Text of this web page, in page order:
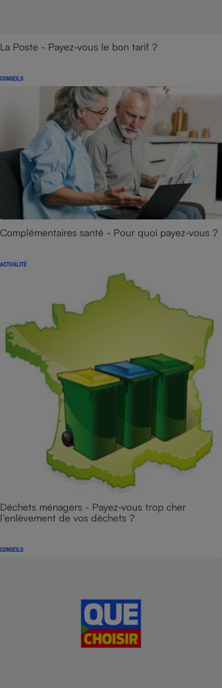
La Poste - Payez-vous le bon tarif ?
CONSEILS
Complémentaires santé - Pour quoi payez-vous ?
ACTUALITÉ
Déchets ménagers - Payez-vous trop cher
l’enlèvement de vos déchets ?
CONSEILS